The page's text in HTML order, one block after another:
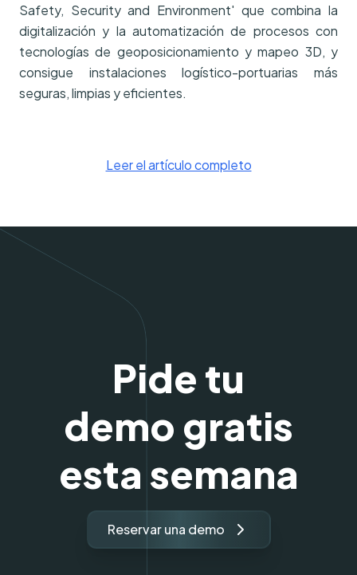
Safety, Security and Environment' que combina la
digitalización y la automatización de procesos con
tecnologías de geoposicionamiento y mapeo 3D, y
consigue instalaciones logístico-portuarias más
seguras, limpias y eficientes.
Leer el artículo completo
Pide tu
demo gratis
esta semana
Reservar una demo